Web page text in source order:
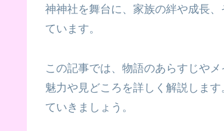
神神社を舞台に、家族の絆や成長
ています。
この記事では、物語のあらすじや
魅力や見どころを詳しく解説しま
ていきましょう。